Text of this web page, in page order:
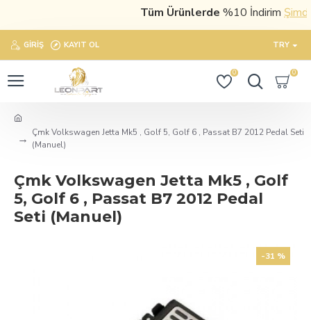
Tüm Ürünlerde%10 İndirimŞimdi
GIRIŞ KAYIT OL TRY
0 0
Çmk Volkswagen Jetta Mk5 , Golf 5, Golf 6 , Passat B7 2012 Pedal Seti
(Manuel)
Çmk Volkswagen Jetta Mk5 , Golf
5, Golf 6 , Passat B7 2012 Pedal
Seti (Manuel)
-31 %